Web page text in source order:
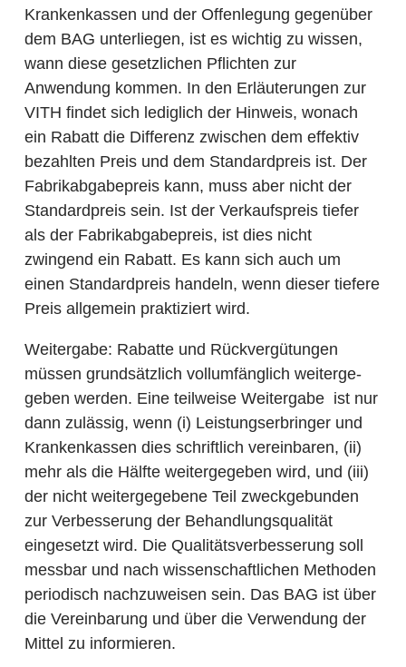
Krankenkassen und der Offenlegung gegenüber
dem BAG unterliegen, ist es wichtig zu wissen,
wann diese gesetzlichen Pflichten zur
Anwendung kommen. In den Erläuterungen zur
VITH findet sich lediglich der Hinweis, wonach
ein Rabatt die Differenz zwischen dem effektiv
bezahlten Preis und dem Standardpreis ist. Der
Fabrikabgabepreis kann, muss aber nicht der
Standardpreis sein. Ist der Verkaufspreis tiefer
als der Fabrikabgabepreis, ist dies nicht
zwingend ein Rabatt. Es kann sich auch um
einen Standardpreis handeln, wenn dieser tiefere
Preis allgemein praktiziert wird.
Weitergabe: Rabatte und Rückvergütungen
müssen grundsätzlich vollumfänglich weiterge­
geben werden. Eine teilweise Weitergabe ist nur
dann zulässig, wenn (i) Leistungserbringer und
Krankenkassen dies schriftlich ver­einbaren, (ii)
mehr als die Hälfte weitergegeben wird, und (iii)
der nicht weitergegebene Teil zweckgebunden
zur Verbesserung der Be­handlungsqualität
eingesetzt wird. Die Qualitätsverbesserung soll
messbar und nach wissenschaftlichen Methoden
periodisch nachzuweisen sein. Das BAG ist über
die Vereinbarung und über die Verwendung der
Mittel zu informieren.